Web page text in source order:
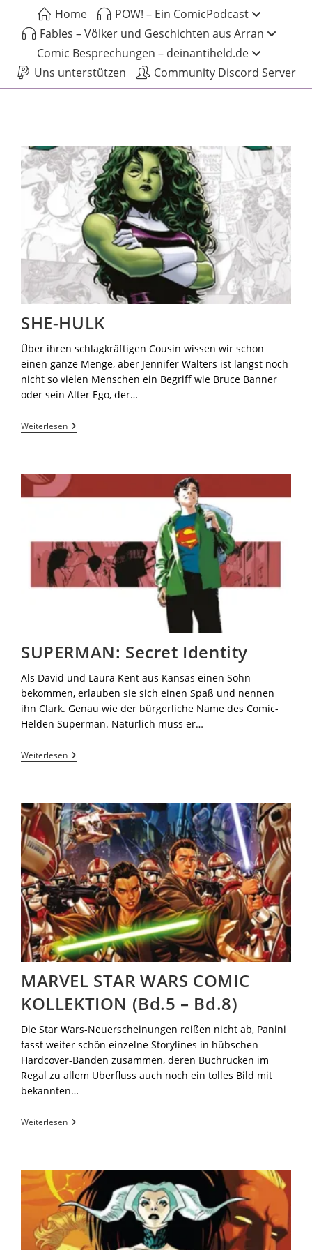
Home
POW! – Ein ComicPodcast
Fables – Völker und Geschichten aus Arran
Comic Besprechungen – deinantiheld.de
Uns unterstützen
Community Discord Server
SHE-HULK
Über ihren schlagkräftigen Cousin wissen wir schon
einen ganze Menge, aber Jennifer Walters ist längst noch
nicht so vielen Menschen ein Begriff wie Bruce Banner
oder sein Alter Ego, der…
Weiterlesen
SUPERMAN: Secret Identity
Als David und Laura Kent aus Kansas einen Sohn
bekommen, erlauben sie sich einen Spaß und nennen
ihn Clark. Genau wie der bürgerliche Name des Comic-
Helden Superman. Natürlich muss er…
Weiterlesen
MARVEL STAR WARS COMIC
KOLLEKTION (Bd.5 – Bd.8)
Die Star Wars-Neuerscheinungen reißen nicht ab, Panini
fasst weiter schön einzelne Storylines in hübschen
Hardcover-Bänden zusammen, deren Buchrücken im
Regal zu allem Überfluss auch noch ein tolles Bild mit
bekannten…
Weiterlesen